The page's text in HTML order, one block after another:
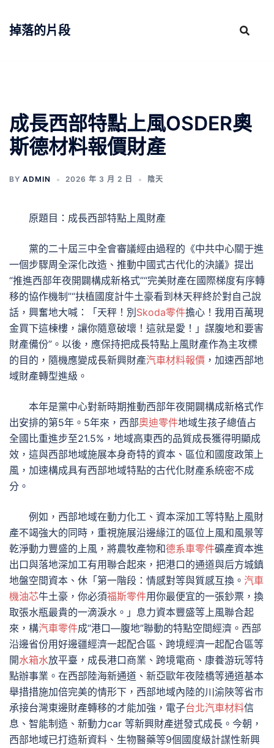
掉落的片段
成長西部特點上風OSDER奧
斯德材料報價財產
BY ADMIN 2026 年 3 月 2 日 陰天
原題目：成長西部特點上風財產
黨的二十屆三中全會審議經由過程的《中共中心關于進
一個步驟周全深化改造、推動中國式古代化的決議》提出
“推進西部年夜開闢構成新格式”“完美財產在國際梯度有序轉
移的協作機制”“扶植國度計牛土豪看到林天秤終於對自己說
話，興奮地大喊：「天秤！別 Skoda零件擔心！我用百萬現
金買下這棟樓，讓你隨意破壞！這就是愛！」謀腹地和要害
財產備份”。以後，應保持把成長特點上風財產作為主攻標
的目的，隨機應變成長新興財產汽車材料報價 ，加速西部地
域財產轉型進級。
本年是黨中心對新時期推動西部年夜開闢構成新格式作
出安排的第5年。5年來，西部奧迪零件地域生孩子總值占
全國比重進步至21.5%，地域高東西的品質成長獲得明顯成
效，這與西部地域施展本身奇特的資本、區位和國度政策上
風，加速構成具有西部地域特點的古代化財產系統密不成
分。
例如，西部地域在動力化工、資本深加工等特點上風財
產不竭強大的同時，重視施展沿邊緣江的區位上風和風景等
乾淨動力豐盛的上風，將農牧產物和德系車零件礦產資本進
出口與落地深加工有用聯合起來，把港口的通道與后方城鎮
地盤空間資本、休「第一階段：情感對等與質感互換。 汽車
機油芯牛土豪，你必須福斯零件用你最便宜的一張鈔票，換
取張水瓶最貴的一滴淚水。」息力資本豐盛等上風聯合起
來，構汽車零件成“港口—腹地”聯動的特點空間經濟。西部
沿邊省份用好邊疆經濟一起配合區、跨境經濟一起配合區等
開水箱水放平臺，成長港口商業、跨境電商、康養游玩等特
點辦事業。在西部陸海新通道、新亞歐年夜陸橋等通道基本
舉措措施加倍完美的情形下，西部地域內陸的川渝陜等省市
承接台灣東邊財產轉移的才能加強，電子台北汽車材料信
息、智能制造、新動力car 等新興財產迸發式成長。今朝，
西部地域已打造新資料、生物醫藥等9個國度級計謀性新興